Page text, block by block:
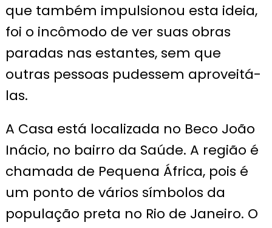
que também impulsionou esta ideia,
foi o incômodo de ver suas obras
paradas nas estantes, sem que
outras pessoas pudessem aproveitá-
las.
A Casa está localizada no Beco João
Inácio, no bairro da Saúde. A região é
chamada de Pequena África, pois é
um ponto de vários símbolos da
população preta no Rio de Janeiro. O